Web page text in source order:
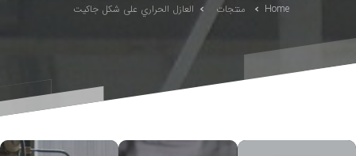
Home منتجات العازل الحراري على شكل جاكيت